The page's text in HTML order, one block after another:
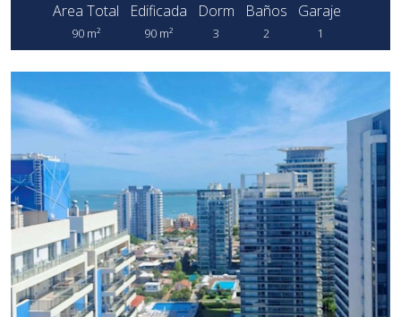
Area Total
90 m²
Edificada
90 m²
Dorm
3
Baños
2
Garaje
1